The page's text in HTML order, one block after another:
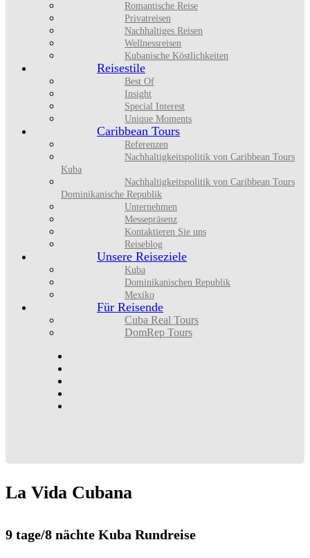
Romantische Reise
Privatreisen
Nachhaltiges Reisen
Wellnessreisen
Kubanische Köstlichkeiten
Reisestile
Best Of
Insight
Special Interest
Unique Moments
Caribbean Tours
Referenzen
Nachhaltigkeitspolitik von Caribbean Tours
Kuba
Nachhaltigkeitspolitik von Caribbean Tours
Dominikanische Republik
Unternehmen
Messepräsenz
Kontaktieren Sie uns
Reiseblog
Unsere Reiseziele
Kuba
Dominikanischen Republik
Mexiko
Für Reisende
Cuba Real Tours
DomRep Tours
La Vida Cubana
9 tage/8 nächte Kuba Rundreise